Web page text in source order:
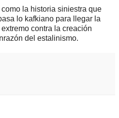
la historia siniestra que
lo kafkiano para llegar la
contra la creación
del estalinismo.